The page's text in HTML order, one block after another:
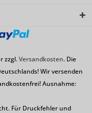
zzgl.Versandkosten. Die
Wir versenden
Ausnahme:
Für Druckfehler und